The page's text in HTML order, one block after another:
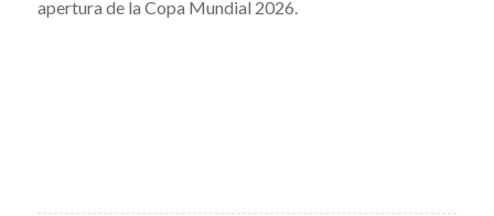
apertura de la Copa Mundial 2026.